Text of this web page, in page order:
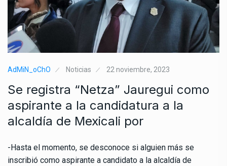
AdMiN_oChO Noticias 22 noviembre, 2023
Se registra “Netza” Jauregui como
aspirante a la candidatura a la
alcaldía de Mexicali por
-Hasta el momento, se desconoce si alguien más se
inscribió como aspirante a candidato a la alcaldía de